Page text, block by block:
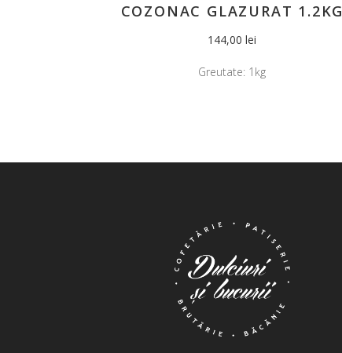
COZONAC GLAZURAT 1.2KG
144,00lei
Greutate: 1kg